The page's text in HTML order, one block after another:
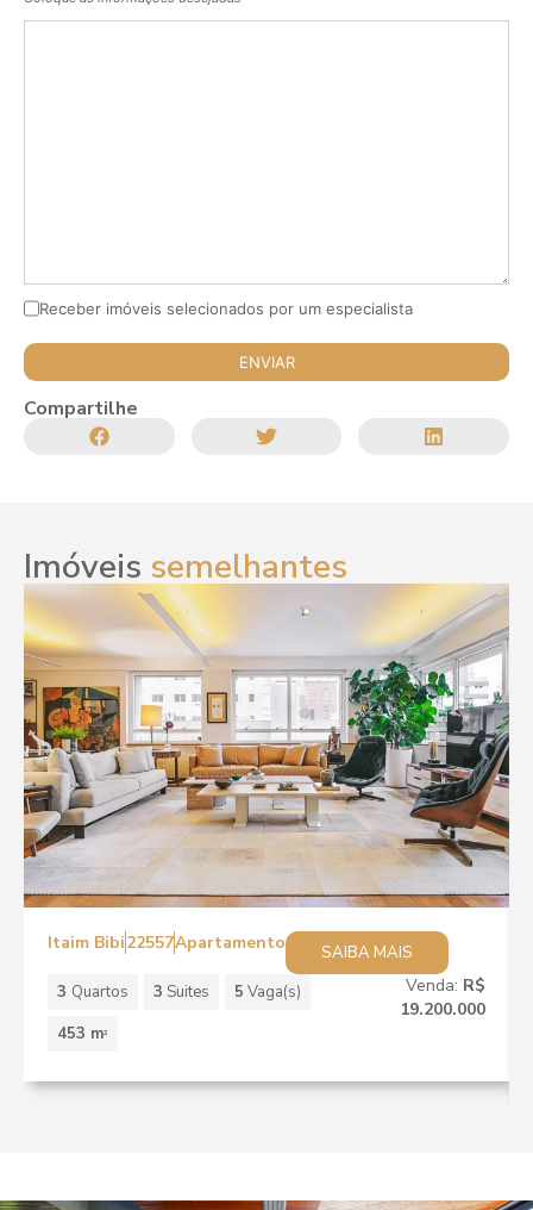
Receber imóveis selecionados por um especialista
Compartilhe
Imóveis semelhantes
Itaim Bibi22557Apartamento
SAIBA MAIS
3 Quartos 3 Suites 5 Vaga(s)
453 m2
Venda: R$
19.200.000